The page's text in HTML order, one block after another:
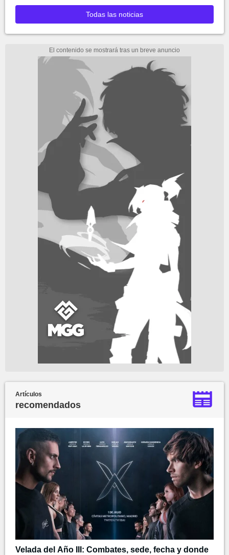
Todas las noticias
Artículos
recomendados
Velada del Año III: Combates, sede, fecha y donde